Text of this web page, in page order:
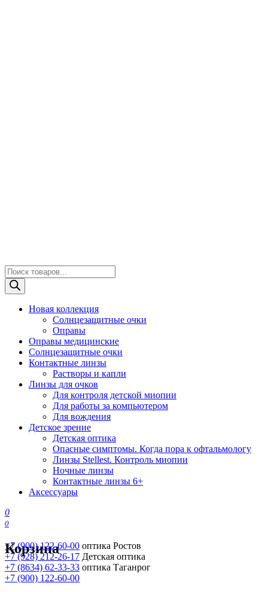
Поиск
товаров
Новая коллекция
Солнцезащитные очки
Оправы
Оправы медицинские
Солнцезащитные очки
Контактные линзы
Растворы и капли
Линзы для очков
Для контроля детской миопии
Для работы за компьютером
Для вождения
Детское зрение
Детская оптика
Опасные симптомы. Когда пора к офтальмологу
Линзы Stellest. Контроль миопии
Ночные линзы
Контактные линзы 6+
Аксессуары
0
0
Корзина
+7 (900) 122-60-00 оптика Ростов
+7 (928) 212-26-17 Детская оптика
+7 (8634) 62-33-33 оптика Таганрог
+7 (900) 122-60-00